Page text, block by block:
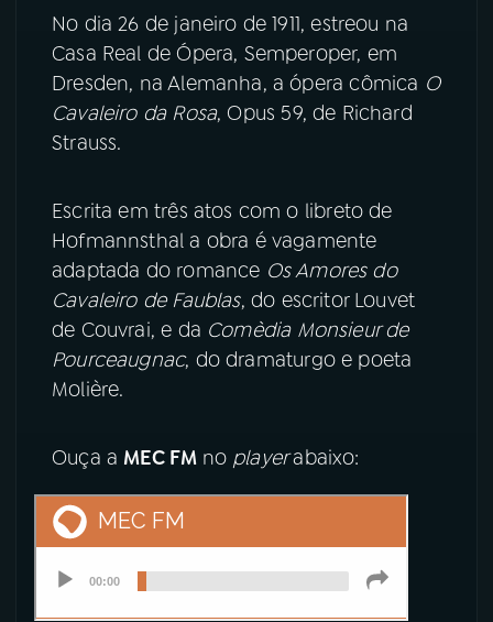
TikTok
No dia 26 de janeiro de 1911, estreou na
Casa Real de Ópera, Semperoper, em
Dresden, na Alemanha, a ópera cômica O
Cavaleiro da Rosa, Opus 59, de Richard
Strauss.
Escrita em três atos com o libreto de
Hofmannsthal a obra é vagamente
adaptada do romance Os Amores do
Cavaleiro de Faublas, do escritor Louvet
de Couvrai, e da Comèdia Monsieur de
Pourceaugnac, do dramaturgo e poeta
Molière.
Ouça a MEC FM noplayerabaixo: